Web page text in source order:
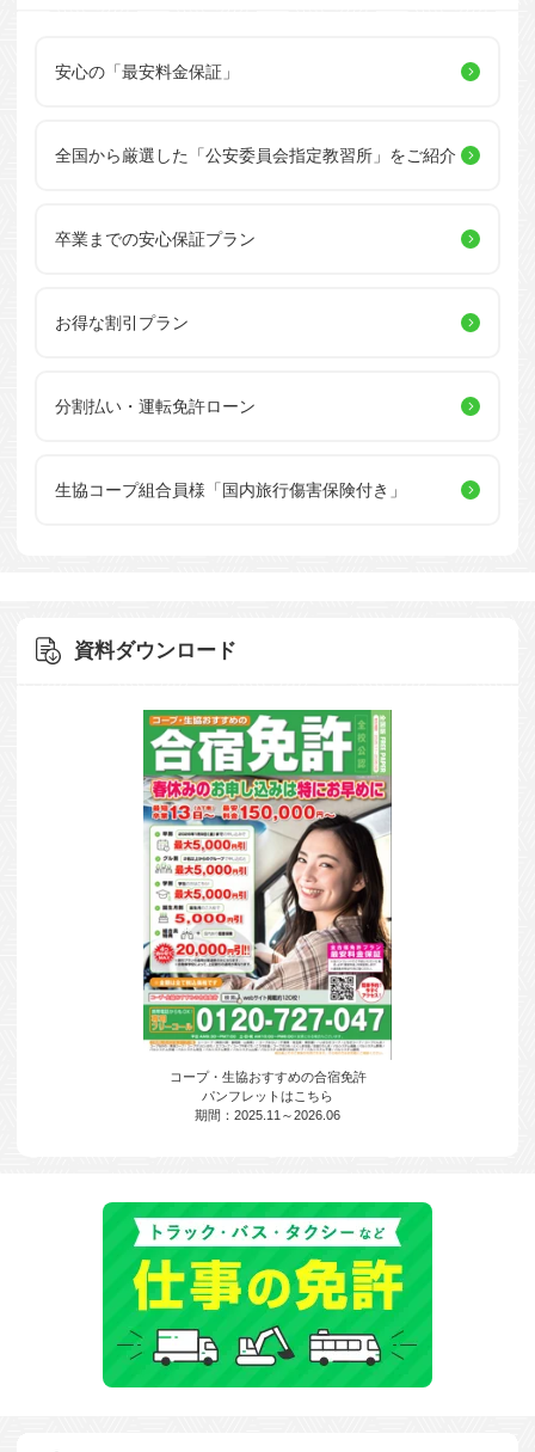
安心の「最安料金保証」
全国から厳選した 「公安委員会指定教習所」をご紹介
卒業までの安心保証プラン
お得な割引プラン
分割払い・運転免許ローン
生協コープ組合員様 「国内旅行傷害保険付き」
資料ダウンロード
コープ・生協おすすめの合宿免許
パンフレットはこちら
期間：2025.11～2026.06